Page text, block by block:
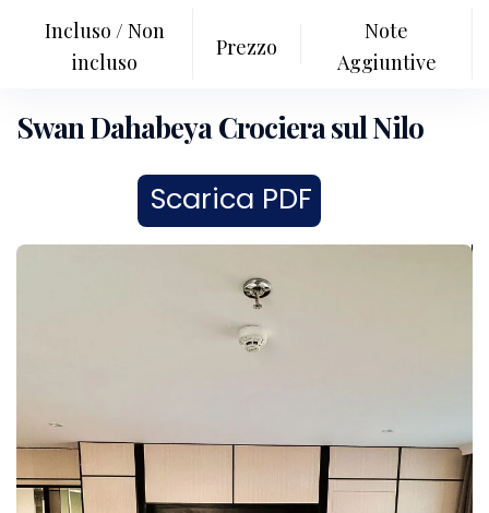
Incluso / Non
incluso
Prezzo
Note
Aggiuntive
Swan Dahabeya Crociera sul Nilo
Scarica PDF